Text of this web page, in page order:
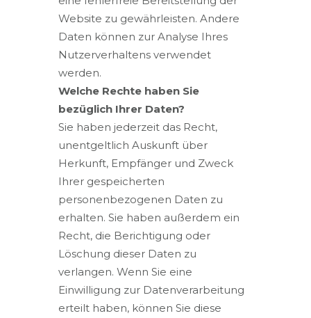
Website zu gewährleisten. Andere
Daten können zur Analyse Ihres
Nutzerverhaltens verwendet
werden.
Welche Rechte haben Sie
bezüglich Ihrer Daten?
Sie haben jederzeit das Recht,
unentgeltlich Auskunft über
Herkunft, Empfänger und Zweck
Ihrer gespeicherten
personenbezogenen Daten zu
erhalten. Sie haben außerdem ein
Recht, die Berichtigung oder
Löschung dieser Daten zu
verlangen. Wenn Sie eine
Einwilligung zur Datenverarbeitung
erteilt haben, können Sie diese